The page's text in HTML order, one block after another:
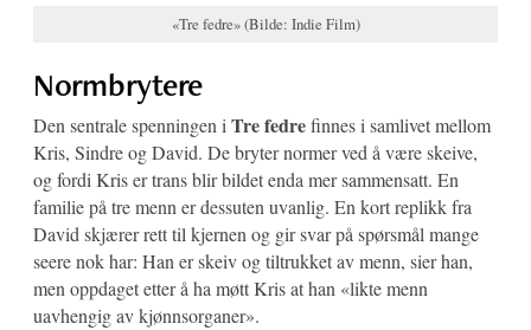
«Tre fedre» (Bilde: Indie Film)
Normbrytere
Den sentrale spenningen iTre fedrefinnes i samlivet mellom
Kris, Sindre og David. De bryter normer ved å være skeive,
og fordi Kris er trans blir bildet enda mer sammensatt. En
familie på tre menn er dessuten uvanlig. En kort replikk fra
David skjærer rett til kjernen og gir svar på spørsmål mange
seere nok har: Han er skeiv og tiltrukket av menn, sier han,
men oppdaget etter å ha møtt Kris at han «likte menn
uavhengig av kjønnsorganer».